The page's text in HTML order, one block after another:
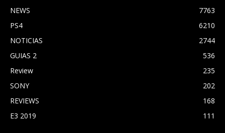
NEWS
7763
PS4
6210
NOTICIAS
2744
GUIAS 2
536
Review
235
SONY
202
REVIEWS
168
E3 2019
111